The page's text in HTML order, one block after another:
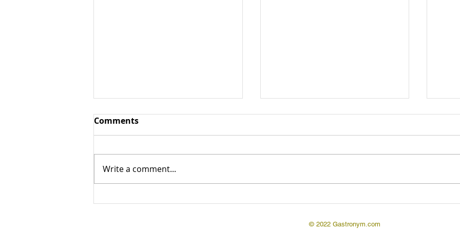
Фьюжн кухня
Фьюжн кухня – (англ./фр.
собой совмещение в одном
Comments
Write a comment...
© 2022 Gastronym.com